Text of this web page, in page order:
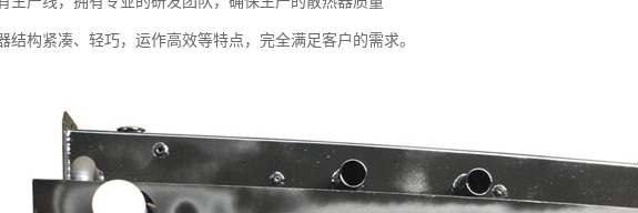
紧凑、轻巧，运作高效等特点，完全满足客户的需求。